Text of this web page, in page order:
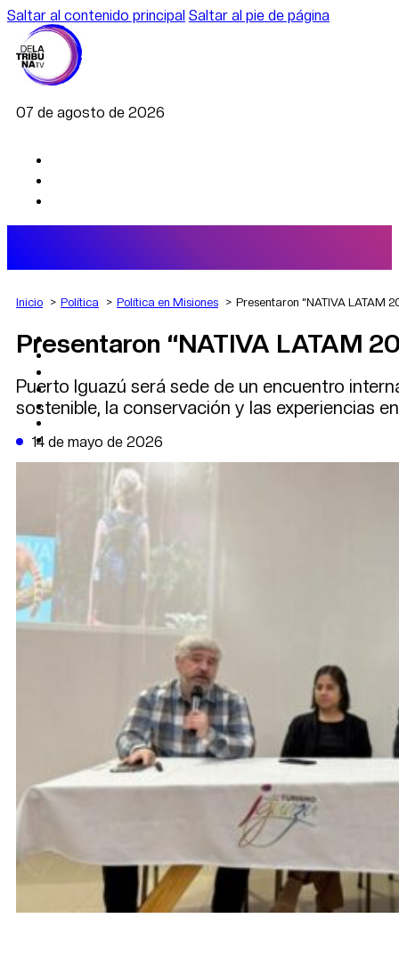
Saltar al contenido principal Saltar al pie de página
07 de agosto de 2026
AGRO
DEPORTES
POLÍTICA
CAMBIO CLIMÁTICO
DE LA TRIBUNA TV
Inicio Política Política en Misiones Presentaron “NATIVA LATAM
Presentaron “NATIVA LATAM
Puerto Iguazú será sede de un encuentro
sostenible, la conservación y las experiencias
14 de mayo de 2026